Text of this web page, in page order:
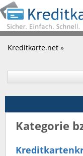
Kreditkarte.net »
Kategorie